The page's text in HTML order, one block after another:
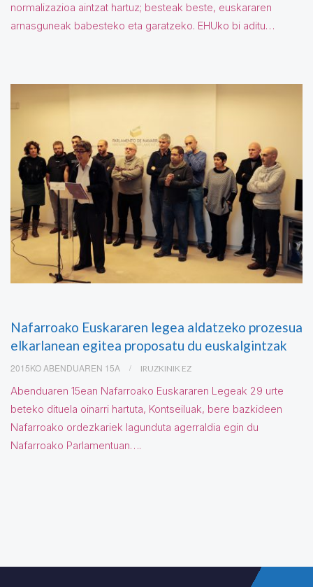
normalizazioa aintzat hartuz; besteak beste, euskararen
arnasguneak babesteko eta garatzeko. EHUko bi aditu…
Nafarroako Euskararen legea aldatzeko prozesua
elkarlanean egitea proposatu du euskalgintzak
2015KO ABENDUAREN 15A IRUZKINIK EZ
Abenduaren 15ean Nafarroako Euskararen Legeak 29 urte
beteko dituela oinarri hartuta, Kontseiluak, bere bazkideen
Nafarroako ordezkariek lagunduta agerraldia egin du
Nafarroako Parlamentuan….